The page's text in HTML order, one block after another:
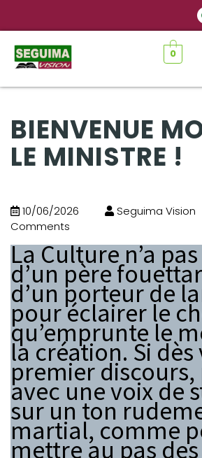
0
BIENVENUE
LE MINISTRE !
10/06/2026 Seguima Vision
Comments
La Culture n’a
d’un père
d’un porteur de
pour éclairer le
qu’emprunte le
la création. Si
premier
avec une voix de
sur un ton
martial, comme
mettre au pas des